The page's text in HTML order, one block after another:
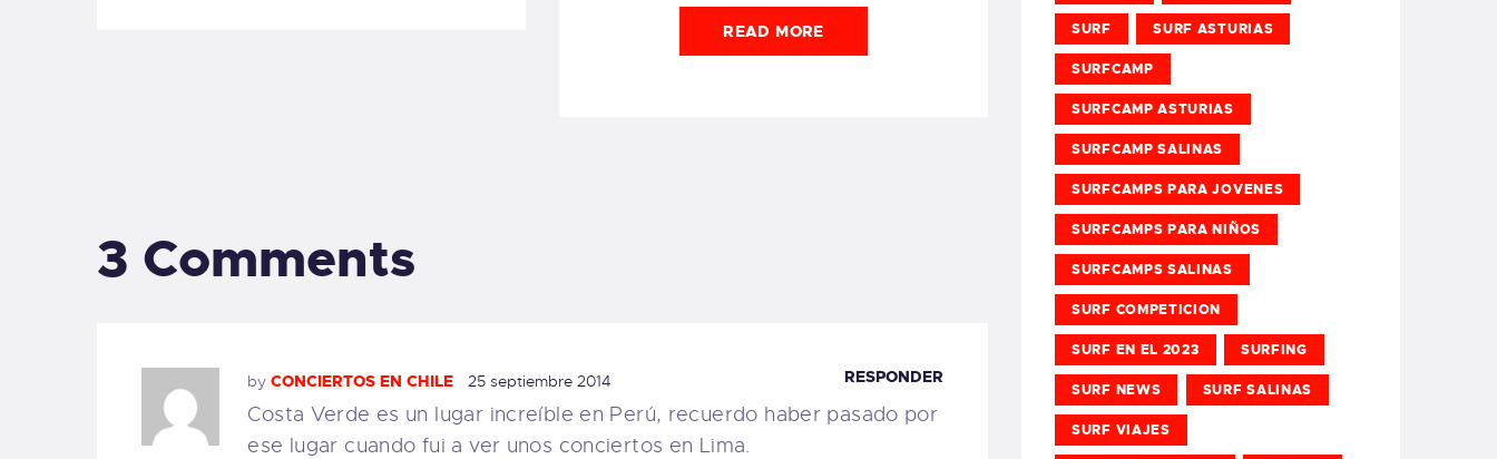
READ MORE
3 Comments
byCONCIERTOS EN CHILE 25 septiembre 2014
Costa Verde es un lugar increíble en Perú, recuerdo haber pasado por
ese lugar cuando fui a ver unos conciertos en Lima.
RESPONDER
SURF SURF ASTURIAS
SURFCAMP
SURFCAMP ASTURIAS
SURFCAMP SALINAS
SURFCAMPS PARA JOVENES
SURFCAMPS PARA NIÑOS
SURFCAMPS SALINAS
SURF COMPETICION
SURF EN EL 2023 SURFING
SURF NEWS SURF SALINAS
SURF VIAJES